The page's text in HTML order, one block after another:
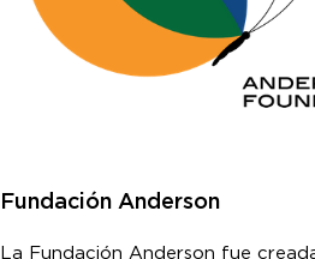
Fundación Anderson
La Fundación Anderson fue